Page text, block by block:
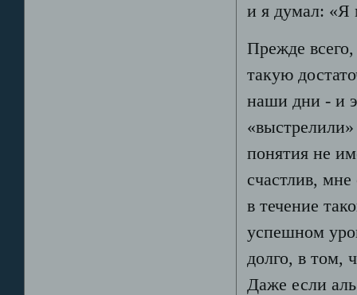
и я думал: «Я
Прежде всего,
такую
наши дни - и
понятия не
счастлив,
в течение
успешном
долго, в том,
Даже если